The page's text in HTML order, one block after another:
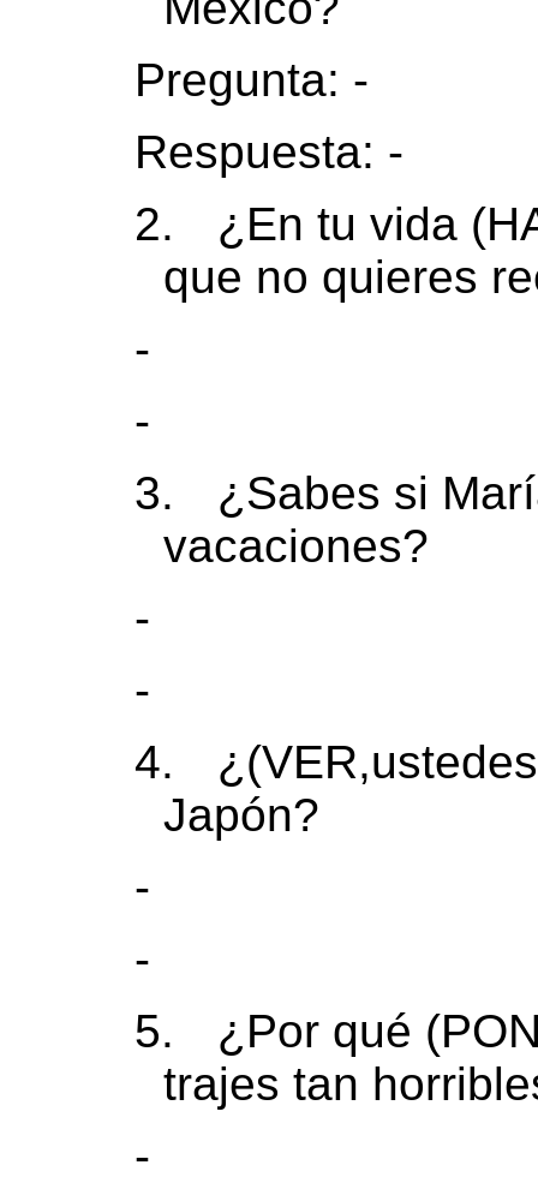
Pregunta: -
Respuesta: -
2.
¿En tu vida
que no quieres
-
-
3.
¿Sabes si
vacaciones?
-
-
4.
Japón?
-
-
5.
¿Por qué
trajes tan
-